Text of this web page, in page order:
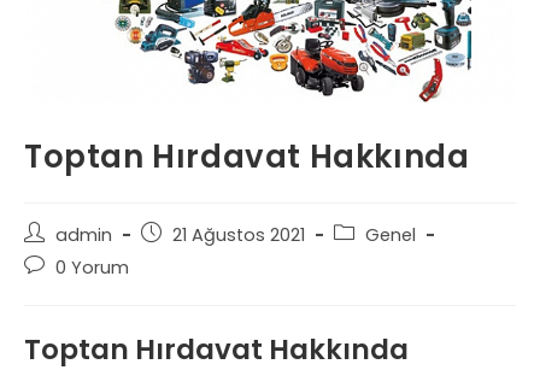
Toptan Hırdavat Hakkında
Post
author:
admin
Post21 Ağustos 2021
PostGenel
Post0 Yorum
Toptan Hırdavat Hakkında